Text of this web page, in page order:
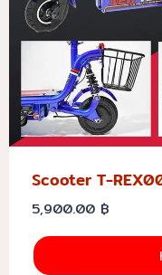
Scooter T-
5,900.00 ฿